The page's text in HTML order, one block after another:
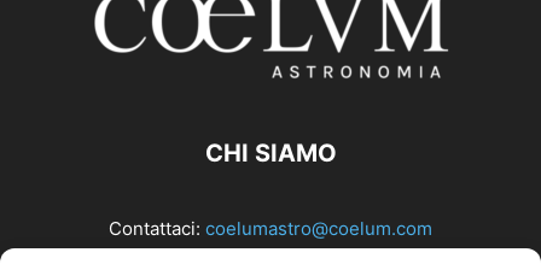
CHI SIAMO
Contattaci: coelumastro@coelum.com